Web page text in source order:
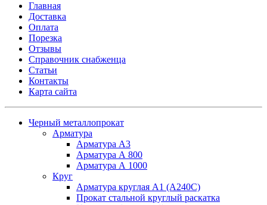
Главная
Доставка
Оплата
Порезка
Отзывы
Справочник снабженца
Статьи
Контакты
Карта сайта
Черный металлопрокат
Арматура
Арматура А3
Арматура А 800
Арматура А 1000
Круг
Арматура круглая А1 (А240C)
Прокат стальной круглый раскатка